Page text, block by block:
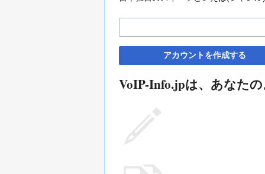
アカウントを作成する
VoIP-Info.jpは、あなた